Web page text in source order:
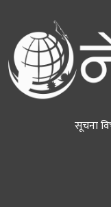
सूचना